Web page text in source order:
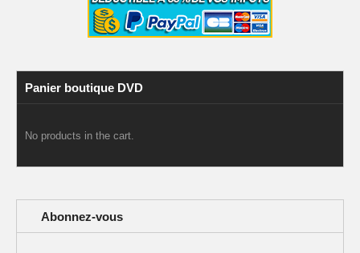
Panier boutique DVD
No products in the cart.
Abonnez-vous